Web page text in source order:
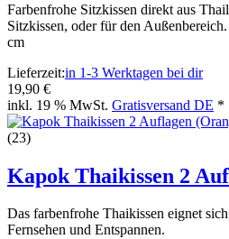
Farbenfrohe Sitzkissen direkt aus
Sitzkissen, oder für den
cm
Lieferzeit:in 1-3 Werktagen bei dir
19,90 €
inkl. 19 % MwSt. Gratisversand DE *
(23)
Kapok Thaikissen 2
Das farbenfrohe Thaikissen eignet
Fernsehen und Entspannen.